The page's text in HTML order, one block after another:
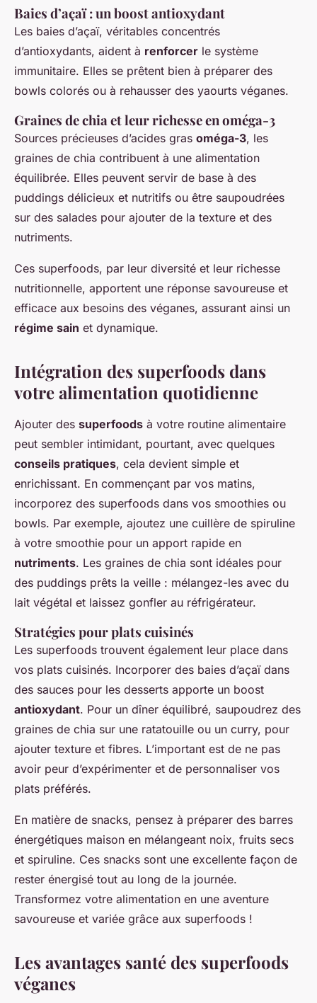
Baies d’açaï : un boost antioxydant
Les baies d’açaï, véritables concentrés
d’antioxydants, aident à renforcer le système
immunitaire. Elles se prêtent bien à préparer des
bowls colorés ou à rehausser des yaourts véganes.
Graines de chia et leur richesse en oméga-3
Sources précieuses d’acides gras oméga-3, les
graines de chia contribuent à une alimentation
équilibrée. Elles peuvent servir de base à des
puddings délicieux et nutritifs ou être saupoudrées
sur des salades pour ajouter de la texture et des
nutriments.
Ces superfoods, par leur diversité et leur richesse
nutritionnelle, apportent une réponse savoureuse et
efficace aux besoins des véganes, assurant ainsi un
régime sain et dynamique.
Intégration des superfoods dans
votre alimentation quotidienne
Ajouter des superfoods à votre routine alimentaire
peut sembler intimidant, pourtant, avec quelques
conseils pratiques, cela devient simple et
enrichissant. En commençant par vos matins,
incorporez des superfoods dans vos smoothies ou
bowls. Par exemple, ajoutez une cuillère de spiruline
à votre smoothie pour un apport rapide en
nutriments. Les graines de chia sont idéales pour
des puddings prêts la veille : mélangez-les avec du
lait végétal et laissez gonfler au réfrigérateur.
Stratégies pour plats cuisinés
Les superfoods trouvent également leur place dans
vos plats cuisinés. Incorporer des baies d’açaï dans
des sauces pour les desserts apporte un boost
antioxydant. Pour un dîner équilibré, saupoudrez des
graines de chia sur une ratatouille ou un curry, pour
ajouter texture et fibres. L’important est de ne pas
avoir peur d’expérimenter et de personnaliser vos
plats préférés.
En matière de snacks, pensez à préparer des barres
énergétiques maison en mélangeant noix, fruits secs
et spiruline. Ces snacks sont une excellente façon de
rester énergisé tout au long de la journée.
Transformez votre alimentation en une aventure
savoureuse et variée grâce aux superfoods !
Les avantages santé des superfoods
véganes